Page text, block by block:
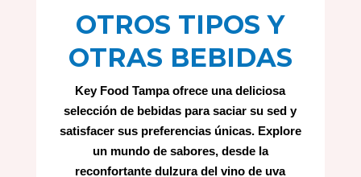
OTROS TIPOS Y
OTRAS BEBIDAS
Key Food Tampa ofrece una deliciosa
selección de bebidas para saciar su sed y
satisfacer sus preferencias únicas. Explore
un mundo de sabores, desde la
reconfortante dulzura del vino de uva